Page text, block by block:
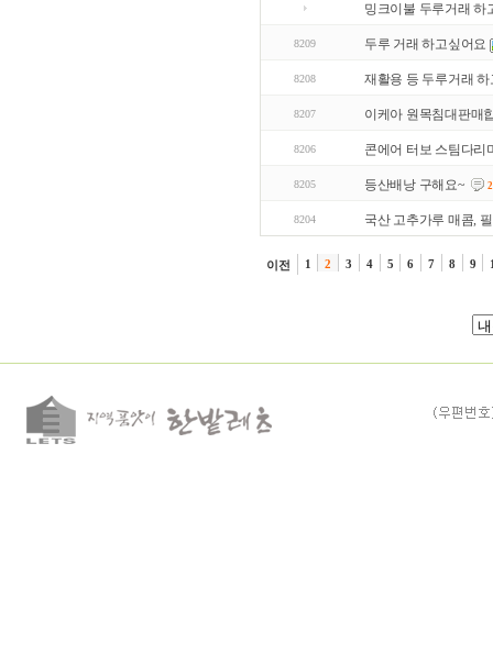
밍크이불 두루거래 하
8209 두루 거래 하고싶어요
8208 재활용 등 두루거래
8207 이케아 원목침대판매
8206 콘에어 터보 스팀다리
8205 등산배낭 구해요~ 2
8204 국산 고추가루 매콤,
이전 1 2 3 4 5 6 7 8 9